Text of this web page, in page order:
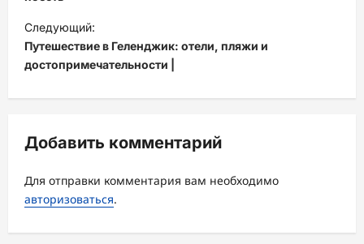
и
г
а
я
з
а
п
и
Следующий:
Путешествие в Геленджик: отели, пляжи и
достопримечательности |
Добавить комментарий
Для отправки комментария вам необходимо
авторизоваться.